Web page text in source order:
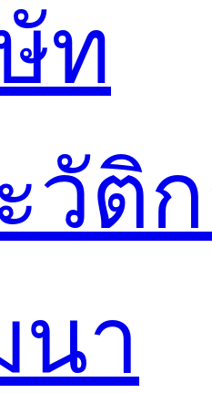
ท
วัติ
า